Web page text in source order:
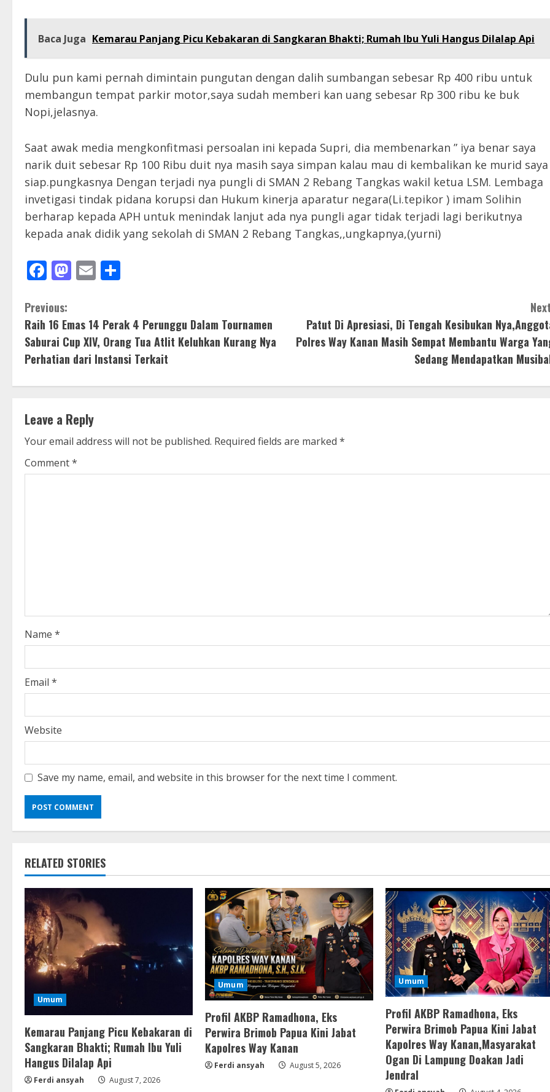
Baca Juga Kemarau Panjang Picu Kebakaran di Sangkaran Bhakti; Rumah Ibu Yuli Hangus Dilalap Api
Dulu pun kami pernah dimintain pungutan dengan dalih sumbangan sebesar Rp 400 ribu untuk
membangun tempat parkir motor,saya sudah memberi kan uang sebesar Rp 300 ribu ke buk
Nopi,jelasnya.
Saat awak media mengkonfitmasi persoalan ini kepada Supri, dia membenarkan ” iya benar saya
narik duit sebesar Rp 100 Ribu duit nya masih saya simpan kalau mau di kembalikan ke murid saya
siap.pungkasnya Dengan terjadi nya pungli di SMAN 2 Rebang Tangkas wakil ketua LSM. Lembaga
invetigasi tindak pidana korupsi dan Hukum kinerja aparatur negara(Li.tepikor ) imam Solihin
berharap kepada APH untuk menindak lanjut ada nya pungli agar tidak terjadi lagi berikutnya
kepada anak didik yang sekolah di SMAN 2 Rebang Tangkas,,ungkapnya,(yurni)
Facebook
Mastodon
Email
C
o
n
t
i
n
u
i
n
g
Previous:
Raih 16 Emas 14 Perak 4 Perunggu Dalam Tournamen
Saburai Cup XIV, Orang Tua Atlit Keluhkan Kurang Nya
Perhatian dari Instansi Terkait
Patut Di Apresiasi, Di Tengah Kesibukan
Polres Way Kanan Masih Sempat Membantu Warga
Sedang Mendapatkan
Leave a Reply
Your email address will not be published. Required fields are marked *
Comment*
Name *
Email *
Website
Save my name, email, and website in this browser for the next time I comment.
RELATED STORIES
Umum
Kemarau Panjang Picu Kebakaran di
Sangkaran Bhakti; Rumah Ibu Yuli
Hangus Dilalap Api
Ferdi ansyah August 7, 2026
Umum
Profil AKBP Ramadhona, Eks
Perwira Brimob Papua Kini Jabat
Kapolres Way Kanan
Ferdi ansyah August 5, 2026
Umum
Profil AKBP Ramadhona, Eks
Perwira Brimob Papua Kini Jabat
Kapolres Way Kanan,Masyarakat
Ogan Di Lampung Doakan Jadi
Jendral